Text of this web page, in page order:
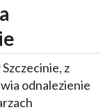
z
odnalezienie